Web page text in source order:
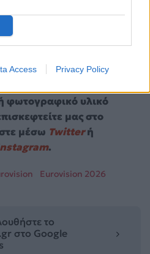
Access Privacy Policy
φωτογραφικό υλικό
μας στο
μέσω Twitterή
.
Eurovision 2026
το
στο Google